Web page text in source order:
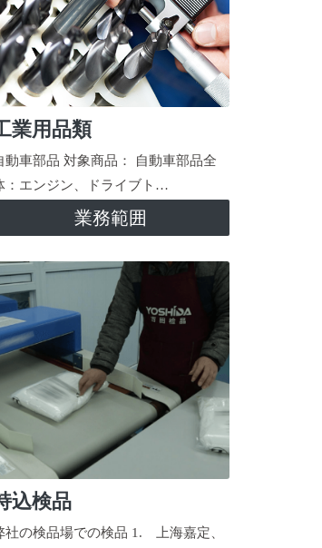
業用品類
動車部品 対象商品： 自動車部品全
：エンジン、ドライブト…
業務範囲
込検品
社の検品場での検品 1. 上海嘉定、